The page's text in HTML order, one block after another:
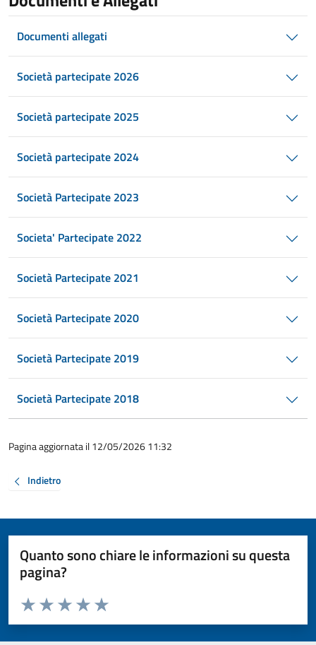
Documenti allegati
Società partecipate 2026
Società partecipate 2025
Società partecipate 2024
Società Partecipate 2023
Societa' Partecipate 2022
Società Partecipate 2021
Società Partecipate 2020
Società Partecipate 2019
Società Partecipate 2018
Pagina aggiornata il 12/05/2026 11:32
Indietro
Quanto sono chiare le informazioni su questa
pagina?
Valuta da 1 a 5 stelle la pagina
Valuta 5 stelle su 5
Valuta 4 stelle su 5
Valuta 3 stelle su 5
Valuta 2 stelle su 5
Valuta 1 stelle su 5